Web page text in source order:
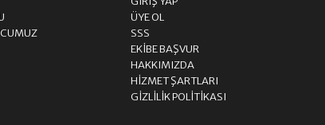
ÜYE OL
SSS
EKIBE BAŞVUR
HAKKIMIZDA
HIZMET ŞARTLARI
GIZLILIK POLITIKASI